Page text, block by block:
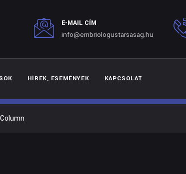
E-MAIL CÍM
info@embriologustarsasag.hu
HÍREK, ESEMÉNYEK KAPCSOLAT